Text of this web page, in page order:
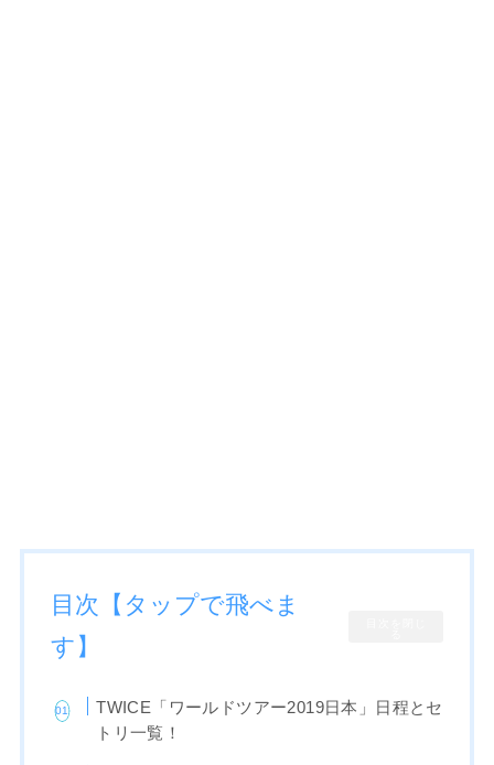
目次【タップで飛べま
す】
TWICE「ワールドツアー2019日本」日程とセ
トリ一覧！